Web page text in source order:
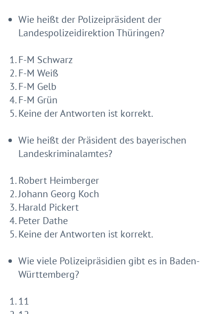
Wie heißt der Polizeipräsident der
Landespolizeidirektion Thüringen?
F-M Schwarz
F-M Weiß
F-M Gelb
F-M Grün
Keine der Antworten ist korrekt.
Wie heißt der Präsident des bayerischen
Landeskriminalamtes?
Robert Heimberger
Johann Georg Koch
Harald Pickert
Peter Dathe
Keine der Antworten ist korrekt.
Wie viele Polizeipräsidien gibt es in Baden-
Württemberg?
11